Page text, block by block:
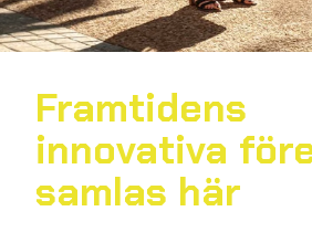
Framtidens
innovativa
samlas här